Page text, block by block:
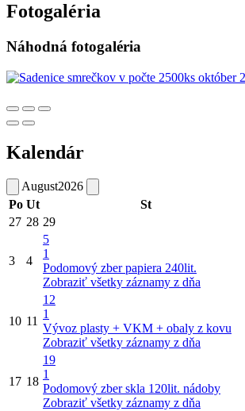
Fotogaléria
Náhodná fotogaléria
Kalendár
August2026
Po Ut St
27 28 29
3 4
5
1
Podomový zber papiera 240lit.
Zobraziť všetky záznamy z dňa
10 11
12
1
Vývoz plasty + VKM + obaly z kovu
Zobraziť všetky záznamy z dňa
17 18
19
1
Podomový zber skla 120lit. nádoby
Zobraziť všetky záznamy z dňa